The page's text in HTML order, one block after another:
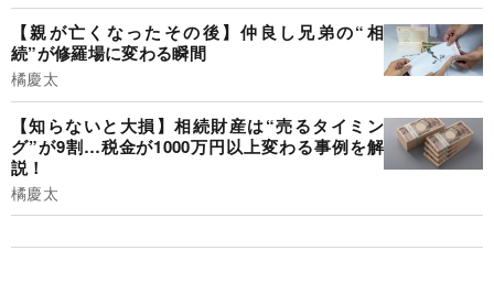
【親が亡くなったその後】仲良し兄弟の“相
続”が修羅場に変わる瞬間
橘慶太
【知らないと大損】相続財産は“売るタイミン
グ”が9割…税金が1000万円以上変わる事例を解
説！
橘慶太